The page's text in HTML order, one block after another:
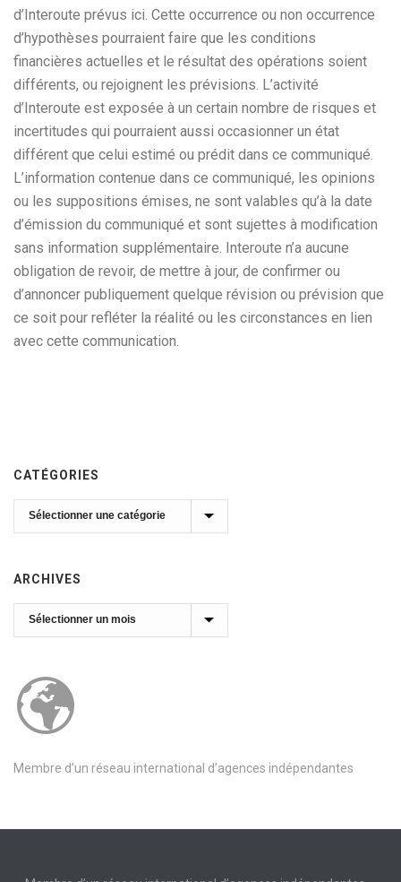
d’Interoute prévus ici. Cette occurrence ou non occurrence
d’hypothèses pourraient faire que les conditions
financières actuelles et le résultat des opérations soient
différents, ou rejoignent les prévisions. L’activité
d’Interoute est exposée à un certain nombre de risques et
incertitudes qui pourraient aussi occasionner un état
différent que celui estimé ou prédit dans ce communiqué.
L’information contenue dans ce communiqué, les opinions
ou les suppositions émises, ne sont valables qu’à la date
d’émission du communiqué et sont sujettes à modification
sans information supplémentaire. Interoute n’a aucune
obligation de revoir, de mettre à jour, de confirmer ou
d’annoncer publiquement quelque révision ou prévision que
ce soit pour refléter la réalité ou les circonstances en lien
avec cette communication.
CATÉGORIES
Catégories
ARCHIVES
Archives
Membre d’un réseau international d’agences indépendantes